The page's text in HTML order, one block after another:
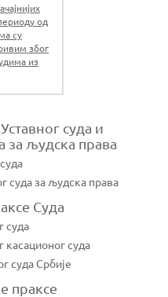
од
су
због
из
суда и
за људска права
суда за људска права
Суда
суда
суда
суда Србије
праксе